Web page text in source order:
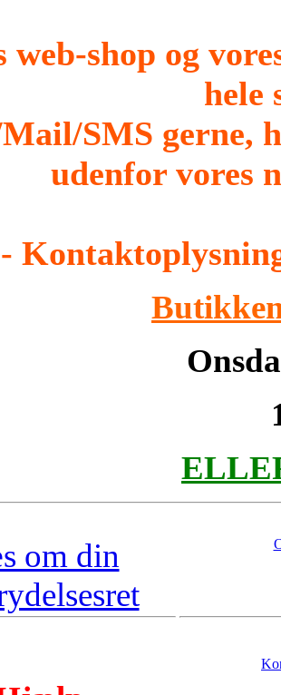
web-shop og
hele
SMS gerne,
udenfor vores
-
om din